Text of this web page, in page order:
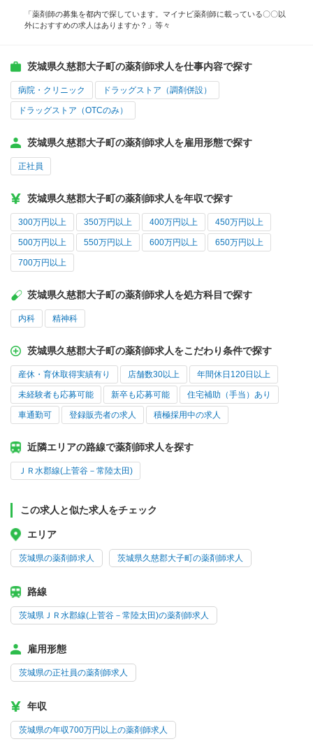
「薬剤師の募集を都内で探しています。マイナビ薬剤師に載っている〇〇以
外におすすめの求人はありますか？」等々
茨城県久慈郡大子町の薬剤師求人を仕事内容で探す
病院・クリニック ドラッグストア（調剤併設）
ドラッグストア（OTCのみ）
茨城県久慈郡大子町の薬剤師求人を雇用形態で探す
正社員
茨城県久慈郡大子町の薬剤師求人を年収で探す
300万円以上 350万円以上 400万円以上 450万円以上
500万円以上 550万円以上 600万円以上 650万円以上
700万円以上
茨城県久慈郡大子町の薬剤師求人を処方科目で探す
内科 精神科
茨城県久慈郡大子町の薬剤師求人をこだわり条件で探す
産休・育休取得実績有り 店舗数30以上 年間休日120日以上
未経験者も応募可能 新卒も応募可能 住宅補助（手当）あり
車通勤可 登録販売者の求人 積極採用中の求人
近隣エリアの路線で薬剤師求人を探す
ＪＲ水郡線(上菅谷－常陸太田)
この求人と似た求人をチェック
エリア
茨城県の薬剤師求人 茨城県久慈郡大子町の薬剤師求人
路線
茨城県ＪＲ水郡線(上菅谷－常陸太田)の薬剤師求人
雇用形態
茨城県の正社員の薬剤師求人
年収
茨城県の年収700万円以上の薬剤師求人